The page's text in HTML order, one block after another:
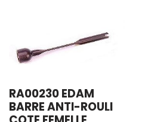
RA00230 EDAM
BARRE ANTI-ROULI